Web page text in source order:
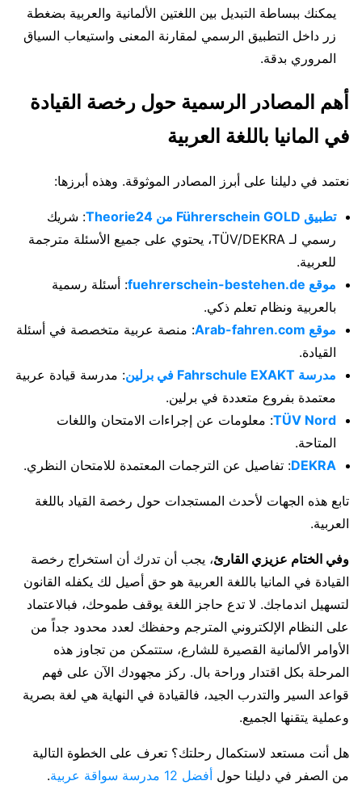
يمكنك ببساطة التبديل بين اللغتين الألمانية والعربية بضغطة
زر داخل التطبيق الرسمي لمقارنة المعنى واستيعاب السياق
المروري بدقة.
أهم المصادر الرسمية حول رخصة القيادة
في المانيا باللغة العربية
نعتمد في دليلنا على أبرز المصادر الموثوقة. وهذه أبرزها:
تطبيق Führerschein GOLD من Theorie24
: شريك
رسمي لـ TÜV/DEKRA، يحتوي على جميع الأسئلة مترجمة
للعربية.
موقع fuehrerschein-bestehen.de
: أسئلة رسمية
بالعربية ونظام تعلم ذكي.
موقع Arab-fahren.com
: منصة عربية متخصصة في أسئلة
القيادة.
مدرسة Fahrschule EXAKT في برلين
: مدرسة قيادة عربية
معتمدة بفروع متعددة في برلين.
TÜV Nord: معلومات عن إجراءات الامتحان واللغات
المتاحة.
DEKRA: تفاصيل عن الترجمات المعتمدة للامتحان النظري.
تابع هذه الجهات لأحدث المستجدات حول رخصة القياد باللغة
العربية.
وفي الختام عزيزي القارئ، يجب أن تدرك أن استخراج رخصة
القيادة في المانيا باللغة العربية هو حق أصيل لك يكفله القانون
لتسهيل اندماجك. لا تدع حاجز اللغة يوقف طموحك، فبالاعتماد
على النظام الإلكتروني المترجم وحفظك لعدد محدود جداً من
الأوامر الألمانية القصيرة للشارع، ستتمكن من تجاوز هذه
المرحلة بكل اقتدار وراحة بال. ركز مجهودك الآن على فهم
قواعد السير والتدرب الجيد، فالقيادة في النهاية هي لغة بصرية
وعملية يتقنها الجميع.
هل أنت مستعد لاستكمال رحلتك؟ تعرف على الخطوة التالية
من الصفر في دليلنا حول أفضل 12 مدرسة سواقة عربية
.